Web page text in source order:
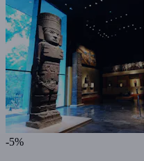
-5%